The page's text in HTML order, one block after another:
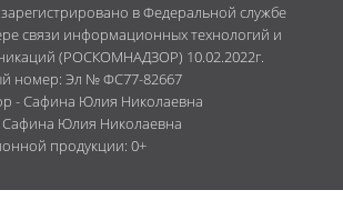
в Федеральной службе
связи информационных технологий и
(РОСКОМНАДЗОР) 10.02.2022г.
номер: Эл № ФС77-82667
- Сафина Юлия Николаевна
Юлия Николаевна
продукции: 0+